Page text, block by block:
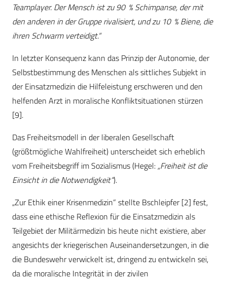
Teamplayer. Der Mensch ist zu 90 % Schimpanse, der mit
den anderen in der Gruppe rivalisiert, und zu 10 % Biene, die
ihren Schwarm verteidigt.“
In letzter Konsequenz kann das Prinzip der Autonomie, der
Selbstbestimmung des Menschen als sittliches Subjekt in
der Einsatzmedizin die Hilfeleistung erschweren und den
helfenden Arzt in moralische Konfliktsituationen stürzen
[9].
Das Freiheitsmodell in der liberalen Gesellschaft
(größtmögliche Wahlfreiheit) unterscheidet sich erheblich
vom Freiheitsbegriff im Sozialismus (Hegel:„Freiheit ist die
Einsicht in die Notwendigkeit“).
„Zur Ethik einer Krisenmedizin“ stellte Bschleipfer [2] fest,
dass eine ethische Reflexion für die Einsatzmedizin als
Teilgebiet der Militärmedizin bis heute nicht existiere, aber
angesichts der kriegerischen Auseinandersetzungen, in die
die Bundeswehr verwickelt ist, dringend zu entwickeln sei,
da die moralische Integrität in der zivilen